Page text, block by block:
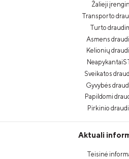
Žalieji
Transporto
Turto
Asmens
Kelionių
Sveikatos
Gyvybės
Papildomi
Pirkinio
Aktuali
Teisinė